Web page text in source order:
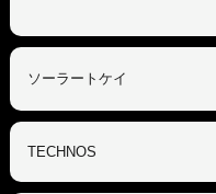
ソーラートケイ
TECHNOS